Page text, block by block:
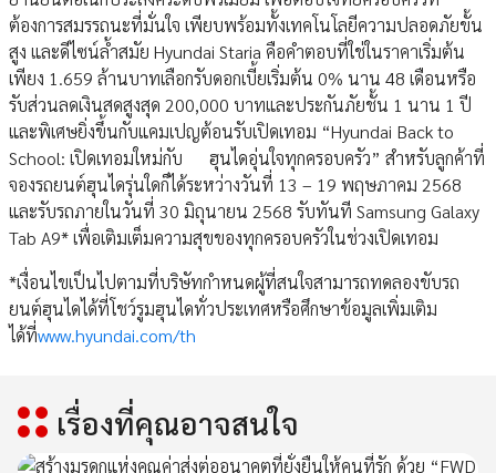
ต้องการสมรรถนะที่มั่นใจ เพียบพร้อมทั้งเทคโนโลยีความปลอดภัยขั้น
สูง และดีไซน์ล้ำสมัย Hyundai Staria คือคำตอบที่ใช่ในราคาเริ่มต้น
เพียง 1.659 ล้านบาทเลือกรับดอกเบี้ยเริ่มต้น 0% นาน 48 เดือนหรือ
รับส่วนลดเงินสดสูงสุด 200,000 บาทและประกันภัยชั้น 1 นาน 1 ปี
และพิเศษยิ่งขึ้นกับแคมเปญต้อนรับเปิดเทอม “Hyundai Back to
School: เปิดเทอมใหม่กับ ฮุนไดอุ่นใจทุกครอบครัว” สำหรับลูกค้าที่
จองรถยนต์ฮุนไดรุ่นใดก็ได้ระหว่างวันที่ 13 – 19 พฤษภาคม 2568
และรับรถภายในวันที่ 30 มิถุนายน 2568 รับทันที Samsung Galaxy
Tab A9* เพื่อเติมเต็มความสุขของทุกครอบครัวในช่วงเปิดเทอม
*เงื่อนไขเป็นไปตามที่บริษัทกำหนดผู้ที่สนใจสามารถทดลองขับรถ
ยนต์ฮุนไดได้ที่โชว์รูมฮุนไดทั่วประเทศหรือศึกษาข้อมูลเพิ่มเติม
ได้ที่www.hyundai.com/th
เรื่องที่คุณอาจสนใจ